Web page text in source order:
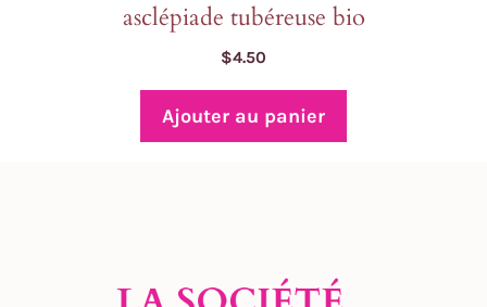
asclépiade tubéreuse bio
$4.50
Ajouter au panier